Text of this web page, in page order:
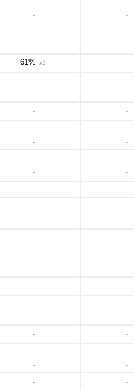
- -
- -
61% x1 -
- -
- -
- -
- -
- -
- -
- -
- -
- -
- -
- -
- -
- -